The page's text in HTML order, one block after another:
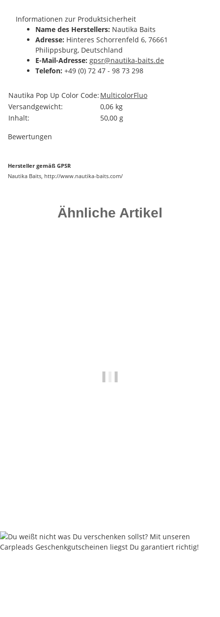
Informationen zur Produktsicherheit
Name des Herstellers: Nautika Baits
Adresse: Hinteres Schorrenfeld 6, 76661
Philippsburg, Deutschland
E-Mail-Adresse: gpsr@nautika-baits.de
Telefon: +49 (0) 72 47 - 98 73 298
Produkteigenschaft
Wert
Nautika Pop Up Color Code: MulticolorFluo
Versandgewicht:
0,06 kg
Inhalt:
50,00 g
Bewertungen
Hersteller gemäß GPSR
Nautika Baits, http://www.nautika-baits.com/
Ähnliche Artikel